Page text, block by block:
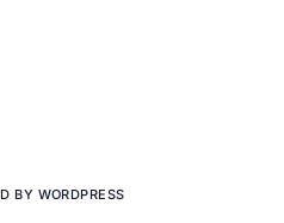
BY WORDPRESS